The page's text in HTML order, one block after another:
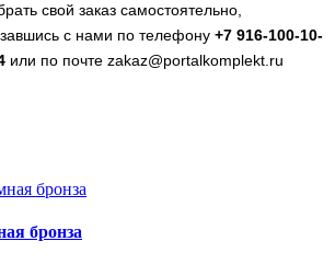
свой заказ самостоятельно,
с нами по телефону +7 916-100-10-
или по почте zakaz@portalkomplekt.ru
бронза